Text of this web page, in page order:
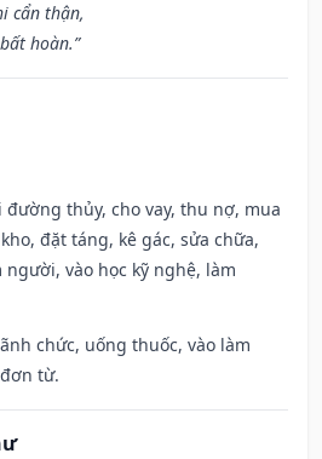
cẩn thận,
hoàn.”
đường thủy, cho vay, thu nợ, mua
đặt táng, kê gác, sửa chữa,
vào học kỹ nghệ, làm
chức, uống thuốc, vào làm
từ.